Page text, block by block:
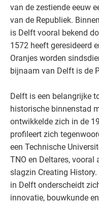
van de zestiende eeuw
van de Republiek.
is Delft vooral bekend
1572 heeft geresideerd
Oranjes worden
bijnaam van Delft is de
Delft is een belangrijke
historische binnenstad
ontwikkelde zich in de
profileert zich
een Technische
TNO en Deltares,
slagzin Creating
in Delft onderscheidt
innovatie, bouwkunde